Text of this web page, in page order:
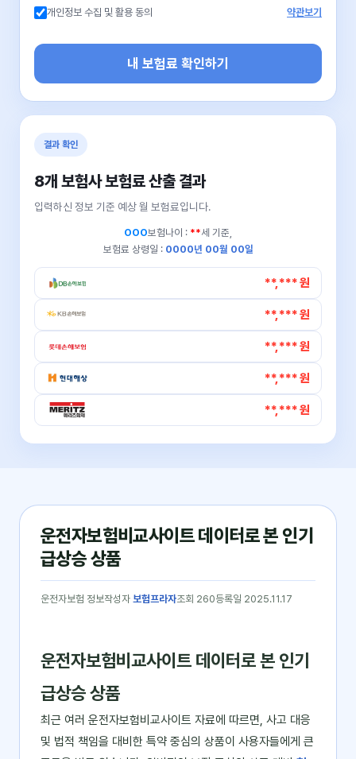
개인정보 수집 및 활용 동의 약관보기
내 보험료 확인하기
결과 확인
8개 보험사 보험료 산출 결과
입력하신 정보 기준 예상 월 보험료입니다.
OOO보험나이 : **세 기준,
보험료 상령일 : 0000년 00월 00일
**,*** 원
**,*** 원
**,*** 원
**,*** 원
**,*** 원
운전자보험비교사이트 데이터로 본 인기
급상승 상품
운전자보험 정보작성자 보험프라자조회 260등록일 2025.11.17
운전자보험비교사이트 데이터로 본 인기
급상승 상품
최근 여러 운전자보험비교사이트 자료에 따르면, 사고 대응
및 법적 책임을 대비한 특약 중심의 상품이 사용자들에게 큰